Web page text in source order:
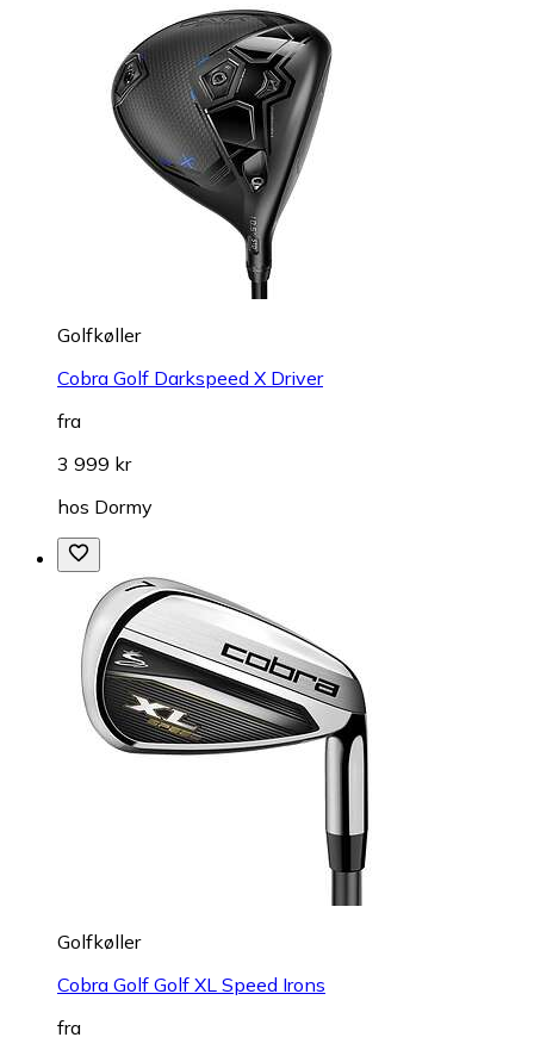
Golfkøller
Cobra Golf Darkspeed X Driver
fra
3 999 kr
hos Dormy
Golfkøller
Cobra Golf Golf XL Speed Irons
fra